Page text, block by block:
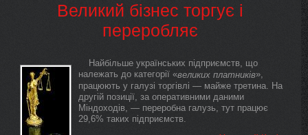
Великий бізнес торгує і
переробляє
Найбільше українських підприємств, що
належать до категорії «великих платників»,
працюють у галузі торгівлі — майже третина. На
другій позиції, за оперативними даними
Міндоходів, — переробна галузь, тут працює
29,6% таких підприємств.